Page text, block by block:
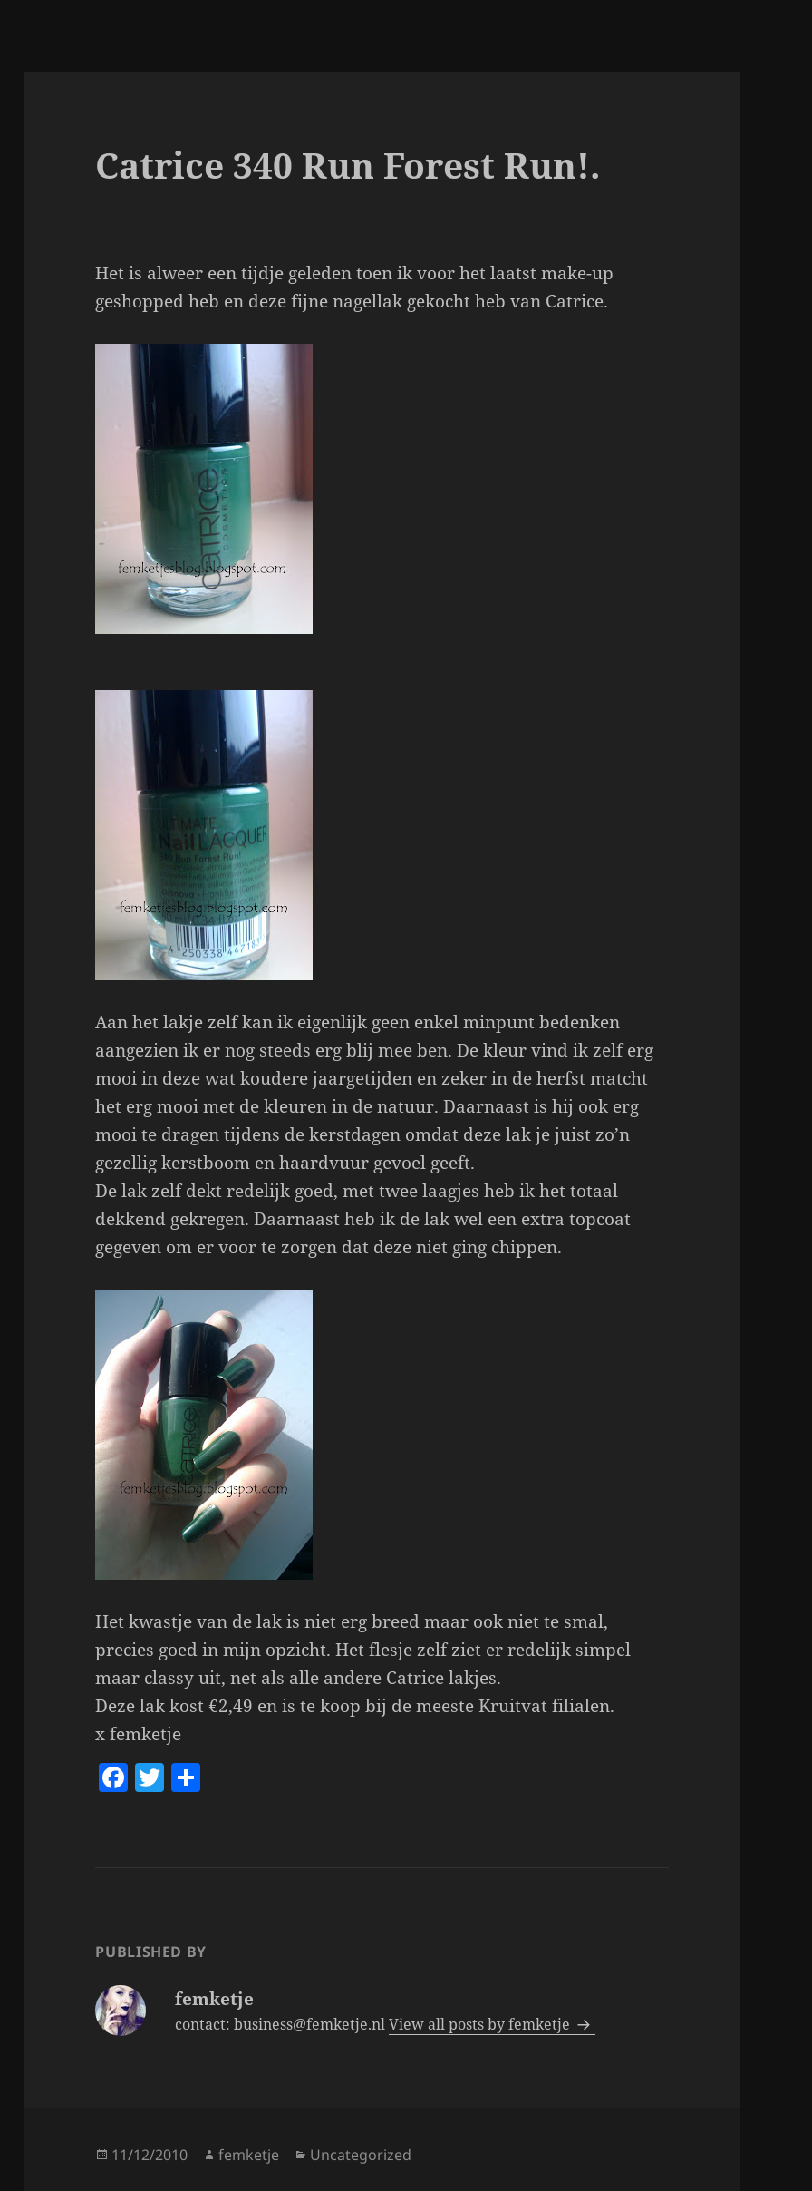
Catrice 340 Run Forest Run!.
Het is alweer een tijdje geleden toen ik voor het laatst make-up
geshopped heb en deze fijne nagellak gekocht heb van Catrice.
Aan het lakje zelf kan ik eigenlijk geen enkel minpunt bedenken
aangezien ik er nog steeds erg blij mee ben. De kleur vind ik zelf erg
mooi in deze wat koudere jaargetijden en zeker in de herfst matcht
het erg mooi met de kleuren in de natuur. Daarnaast is hij ook erg
mooi te dragen tijdens de kerstdagen omdat deze lak je juist zo’n
gezellig kerstboom en haardvuur gevoel geeft.
De lak zelf dekt redelijk goed, met twee laagjes heb ik het totaal
dekkend gekregen. Daarnaast heb ik de lak wel een extra topcoat
gegeven om er voor te zorgen dat deze niet ging chippen.
Het kwastje van de lak is niet erg breed maar ook niet te smal,
precies goed in mijn opzicht. Het flesje zelf ziet er redelijk simpel
maar classy uit, net als alle andere Catrice lakjes.
Deze lak kost €2,49 en is te koop bij de meeste Kruitvat filialen.
x femketje
F
o
k
T
PUBLISHED BY
femketje
contact: business@femketje.nlView all posts by femketje
Posted
11/12/2010 Author
femketje Categories
Uncategorized